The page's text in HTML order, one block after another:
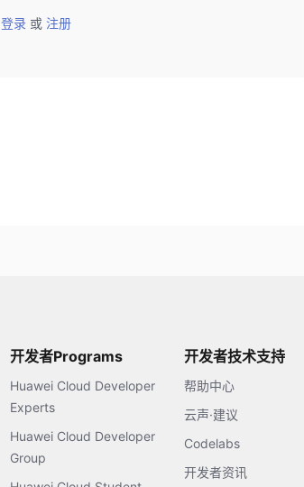
登录 或 注册
开发者Programs
Huawei Cloud Developer
Experts
Huawei Cloud Developer
Group
开发者技术支持
帮助中心
云声·建议
Codelabs
开发者资讯